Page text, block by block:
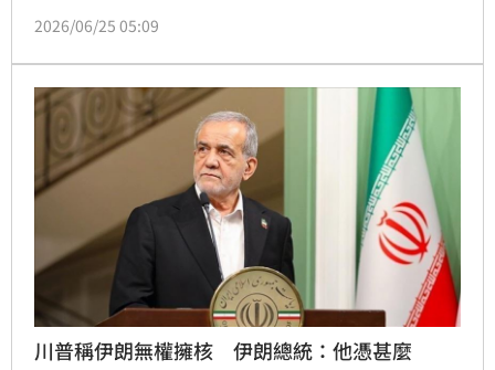
應免費開放。
2026/06/25 05:09
川普稱伊朗無權擁核 伊朗總統：他憑甚麼